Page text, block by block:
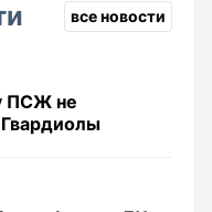
все новости
ПСЖ не